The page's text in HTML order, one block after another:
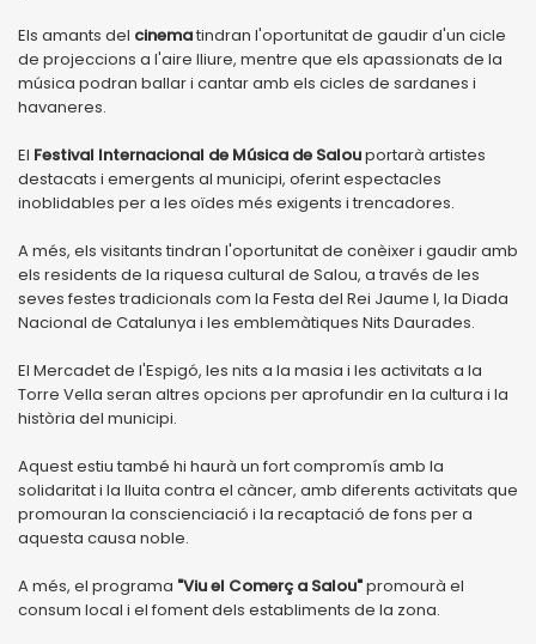
Els amants del cinematindran l'oportunitat de gaudir d'un cicle
de projeccions a l'aire lliure, mentre que els apassionats de la
música podran ballar i cantar amb els cicles de sardanes i
havaneres.
El Festival Internacional de Música de Salouportarà artistes
destacats i emergents al municipi, oferint espectacles
inoblidables per a les oïdes més exigents i trencadores.
A més, els visitants tindran l'oportunitat de conèixer i gaudir amb
els residents de la riquesa cultural de Salou, a través de les
seves festes tradicionals com la Festa del Rei Jaume I, la Diada
Nacional de Catalunya i les emblemàtiques Nits Daurades.
El Mercadet de l'Espigó, les nits a la masia i les activitats a la
Torre Vella seran altres opcions per aprofundir en la cultura i la
història del municipi.
Aquest estiu també hi haurà un fort compromís amb la
solidaritat i la lluita contra el càncer, amb diferents activitats que
promouran la conscienciació i la recaptació de fons per a
aquesta causa noble.
A més, el programa "Viu el Comerç a Salou"promourà el
consum local i el foment dels establiments de la zona.